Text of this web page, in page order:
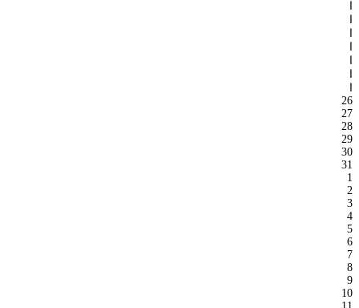
26
27
28
29
30
31
1
2
3
4
5
6
7
8
9
10